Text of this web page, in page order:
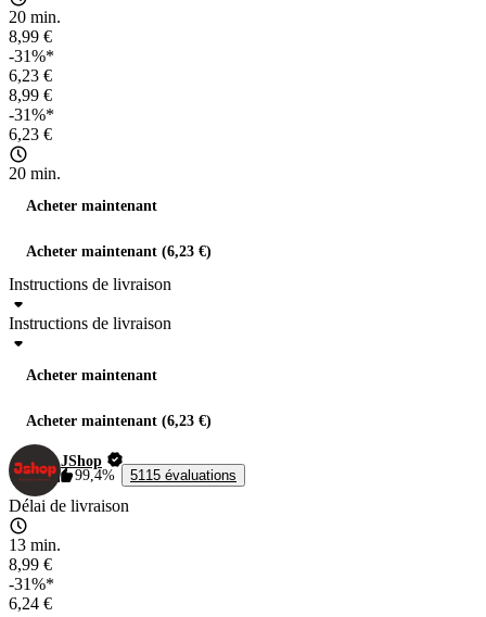
20 min.
8,99 €
-31%*
6,23 €
8,99 €
-31%*
6,23 €
20 min.
Acheter maintenant
Acheter maintenant (6,23 €)
Instructions de livraison
Instructions de livraison
Acheter maintenant
Acheter maintenant (6,23 €)
JShop
99,4%
5115 évaluations
Délai de livraison
13 min.
8,99 €
-31%*
6,24 €